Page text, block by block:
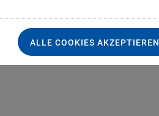
ALLE COOKIES AKZEPTIEREN